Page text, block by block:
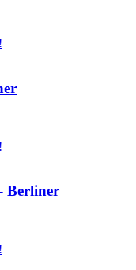
Berliner